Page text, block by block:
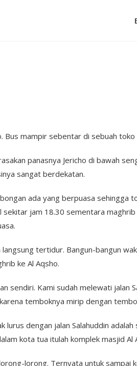
Bus mampir sebentar di sebuah
panasnya Jericho di bawah
sangat berdekatan.
ada yang berpuasa
jam 18.30 sementara
tertidur. Bangun-bangun
ke Al Aqsho.
sendiri. Kami sudah melewati
temboknya mirip dengan
dengan jalan Salahuddin
kota tua itulah komplek masjid
lorong. Ternyata untuk sampai